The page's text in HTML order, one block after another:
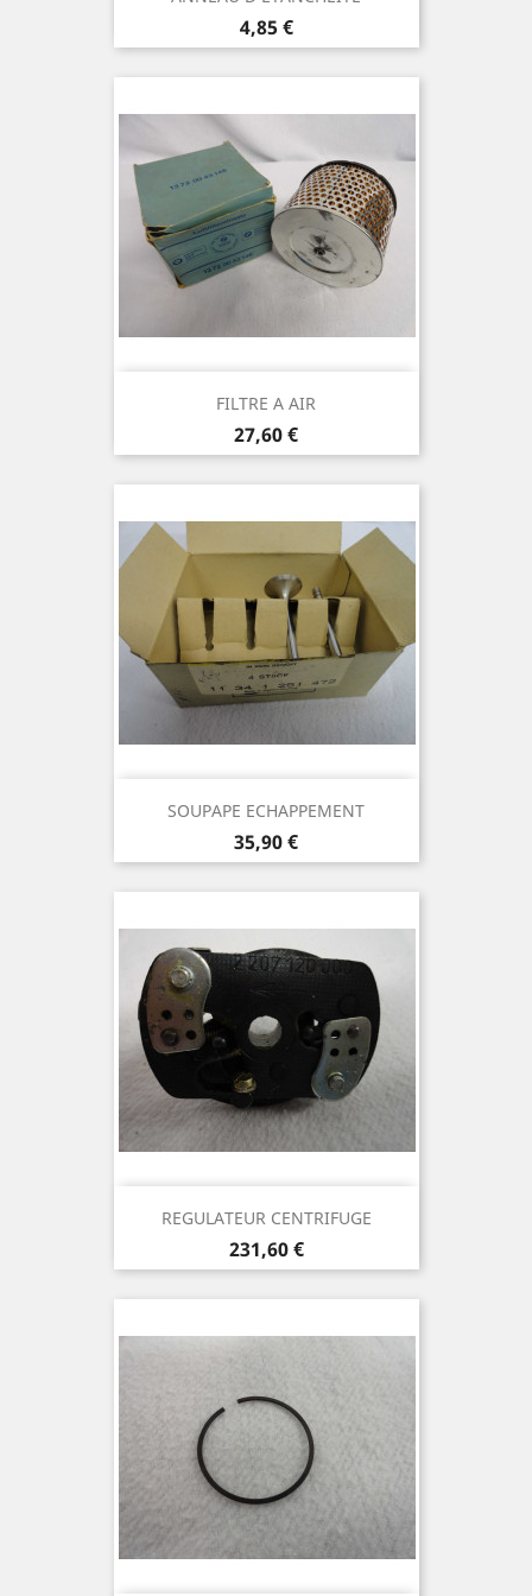
Prix
4,85 €
FILTRE A AIR
Prix
27,60 €
SOUPAPE ECHAPPEMENT
Prix
35,90 €
REGULATEUR CENTRIFUGE
Prix
231,60 €